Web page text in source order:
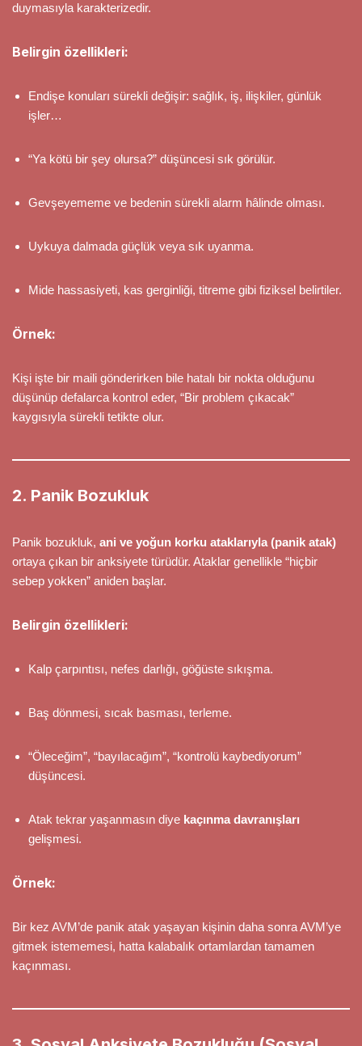
duymasıyla karakterizedir.
Belirgin özellikleri:
Endişe konuları sürekli değişir: sağlık, iş, ilişkiler, günlük
işler…
“Ya kötü bir şey olursa?” düşüncesi sık görülür.
Gevşeyememe ve bedenin sürekli alarm hâlinde olması.
Uykuya dalmada güçlük veya sık uyanma.
Mide hassasiyeti, kas gerginliği, titreme gibi fiziksel belirtiler.
Örnek:
Kişi işte bir maili gönderirken bile hatalı bir nokta olduğunu
düşünüp defalarca kontrol eder, “Bir problem çıkacak”
kaygısıyla sürekli tetikte olur.
2. Panik Bozukluk
Panik bozukluk, ani ve yoğun korku ataklarıyla (panik atak)
ortaya çıkan bir anksiyete türüdür. Ataklar genellikle “hiçbir
sebep yokken” aniden başlar.
Belirgin özellikleri:
Kalp çarpıntısı, nefes darlığı, göğüste sıkışma.
Baş dönmesi, sıcak basması, terleme.
“Öleceğim”, “bayılacağım”, “kontrolü kaybediyorum”
düşüncesi.
Atak tekrar yaşanmasın diye kaçınma davranışları
gelişmesi.
Örnek:
Bir kez AVM’de panik atak yaşayan kişinin daha sonra AVM’ye
gitmek istememesi, hatta kalabalık ortamlardan tamamen
kaçınması.